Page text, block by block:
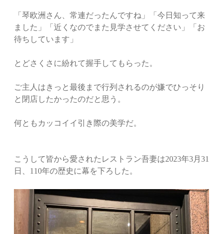
「琴欧洲さん、常連だったんですね」「今日知って来
ました」「近くなのでまた見学させてください」「お
待ちしています」
とどさくさに紛れて握手してもらった。
ご主人はきっと最後まで行列されるのが嫌でひっそり
と閉店したかったのだと思う。
何ともカッコイイ引き際の美学だ。
こうして皆から愛されたレストラン吾妻は2023年3月31
日、110年の歴史に幕を下ろした。